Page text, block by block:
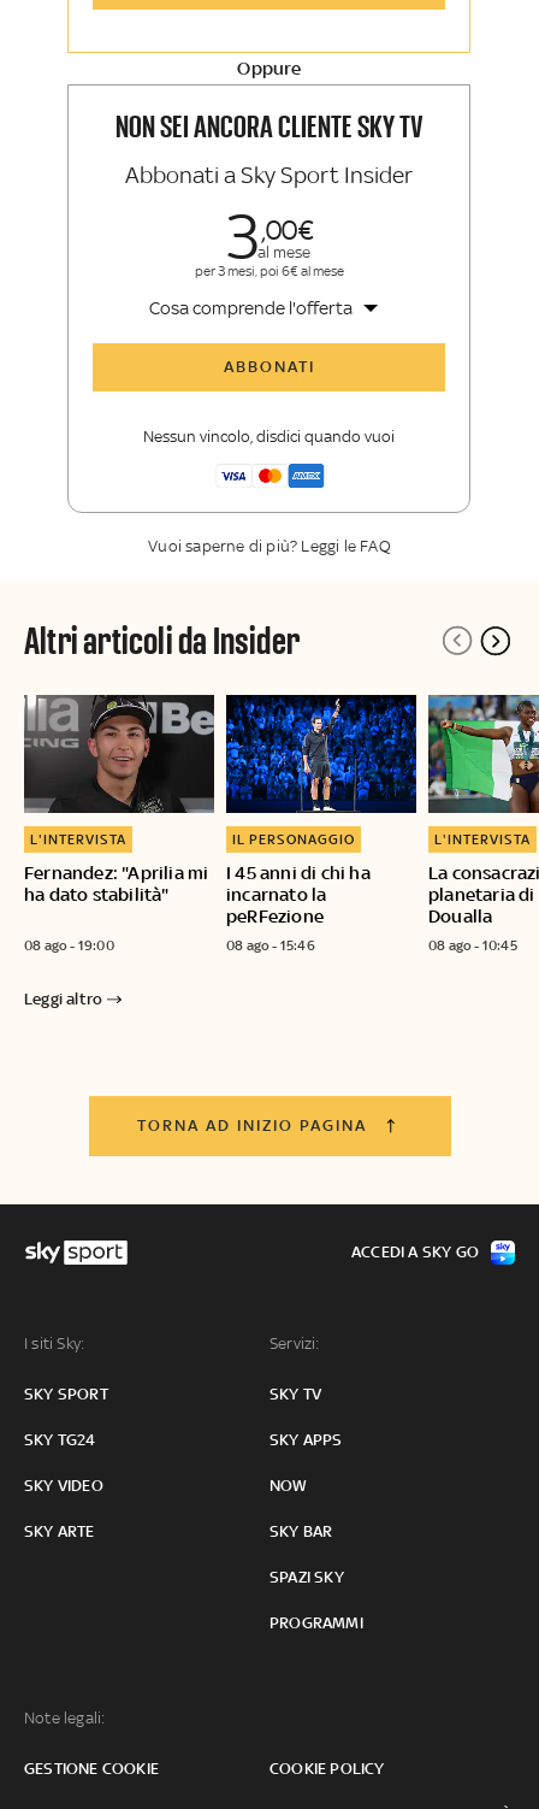
Sport e Sky TG24
La newsletter esclusiva di Sky Sport
Oppure
NON SEI ANCORA CLIENTE SKY TV
Abbonati a Sky Sport Insider
300
al mese
per 3 mesi, poi 6€ al mese
Cosa comprende l'offerta
Sport
La newsletter esclusiva di Sky Sport
ABBONATI
Nessun vincolo, disdici quando vuoi
Vuoi saperne di più? Leggi le FAQ
Altri articoli da Insider
Fernandez: "Aprilia mi
ha dato stabilità"
L'INTERVISTA
08 ago - 19:00
I 45 anni di chi ha
incarnato la
peRFezione
IL PERSONAGGIO
08 ago - 15:46
La
planetaria di
Doualla
L'INTERVISTA
08 ago - 10:45
Leggi altro
TORNA AD INIZIO PAGINA
I siti Sky:
SKY SPORT
SKY TG24
SKY VIDEO
SKY ARTE
Servizi:
SKY TV
SKY APPS
NOW
SKY BAR
SPAZI SKY
PROGRAMMI
Note legali:
GESTIONE COOKIE COOKIE POLICY
ACCEDI A SKY GO